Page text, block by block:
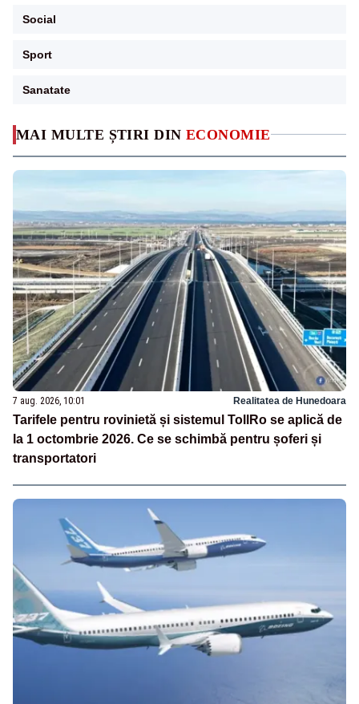
MAI MULTE ȘTIRI DIN ECONOMIE
7 aug. 2026, 10:01 Realitatea de Hunedoara
Tarifele pentru rovinietă și sistemul TollRo se aplică de
la 1 octombrie 2026. Ce se schimbă pentru șoferi și
transportatori
Social
Sport
Sanatate